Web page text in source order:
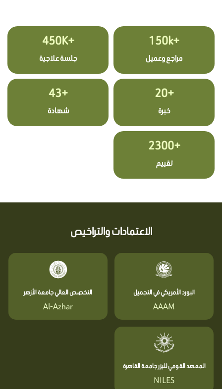
+150k
مراجع وعميل
+450K
جلسة علاجية
+20
خبرة
+43
شهادة
+2300
تقييم
الاعتمادات والتراخيص
البورد الأمريكي في التجميل
AAAM
التخصص العالي جامعة الأزهر
Al-Azhar
المعهد القومي لليزر جامعة القاهرة
NILES